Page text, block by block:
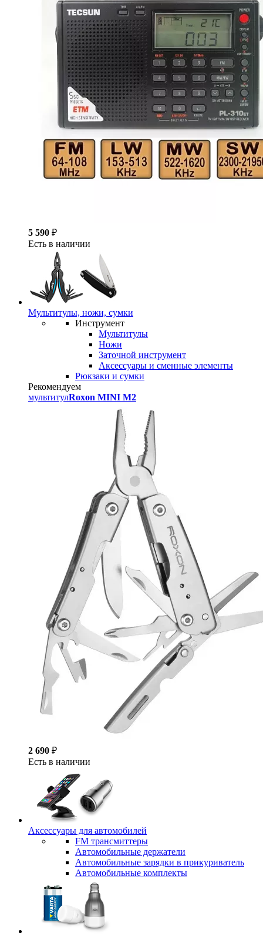
5 590 ₽
Есть в наличии
Мультитулы, ножи, сумки
Инструмент
Мультитулы
Ножи
Заточной инструмент
Аксессуары и сменные элементы
Рюкзаки и сумки
Рекомендуем
мультитулRoxon MINI M2
2 690 ₽
Есть в наличии
Аксессуары для автомобилей
FM трансмиттеры
Автомобильные держатели
Автомобильные зарядки в прикуриватель
Автомобильные комплекты